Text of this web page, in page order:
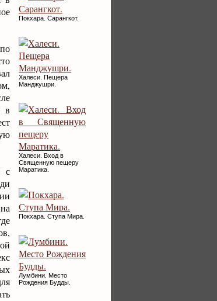
Покхара. Сарангкот.
Халеси. Пещера
Манджушри.
Халеси. Вход в
Священную пещеру
Маратика.
Покхара. Ступа Мира.
Лумбини. Место
Рождения Будды.
в
с